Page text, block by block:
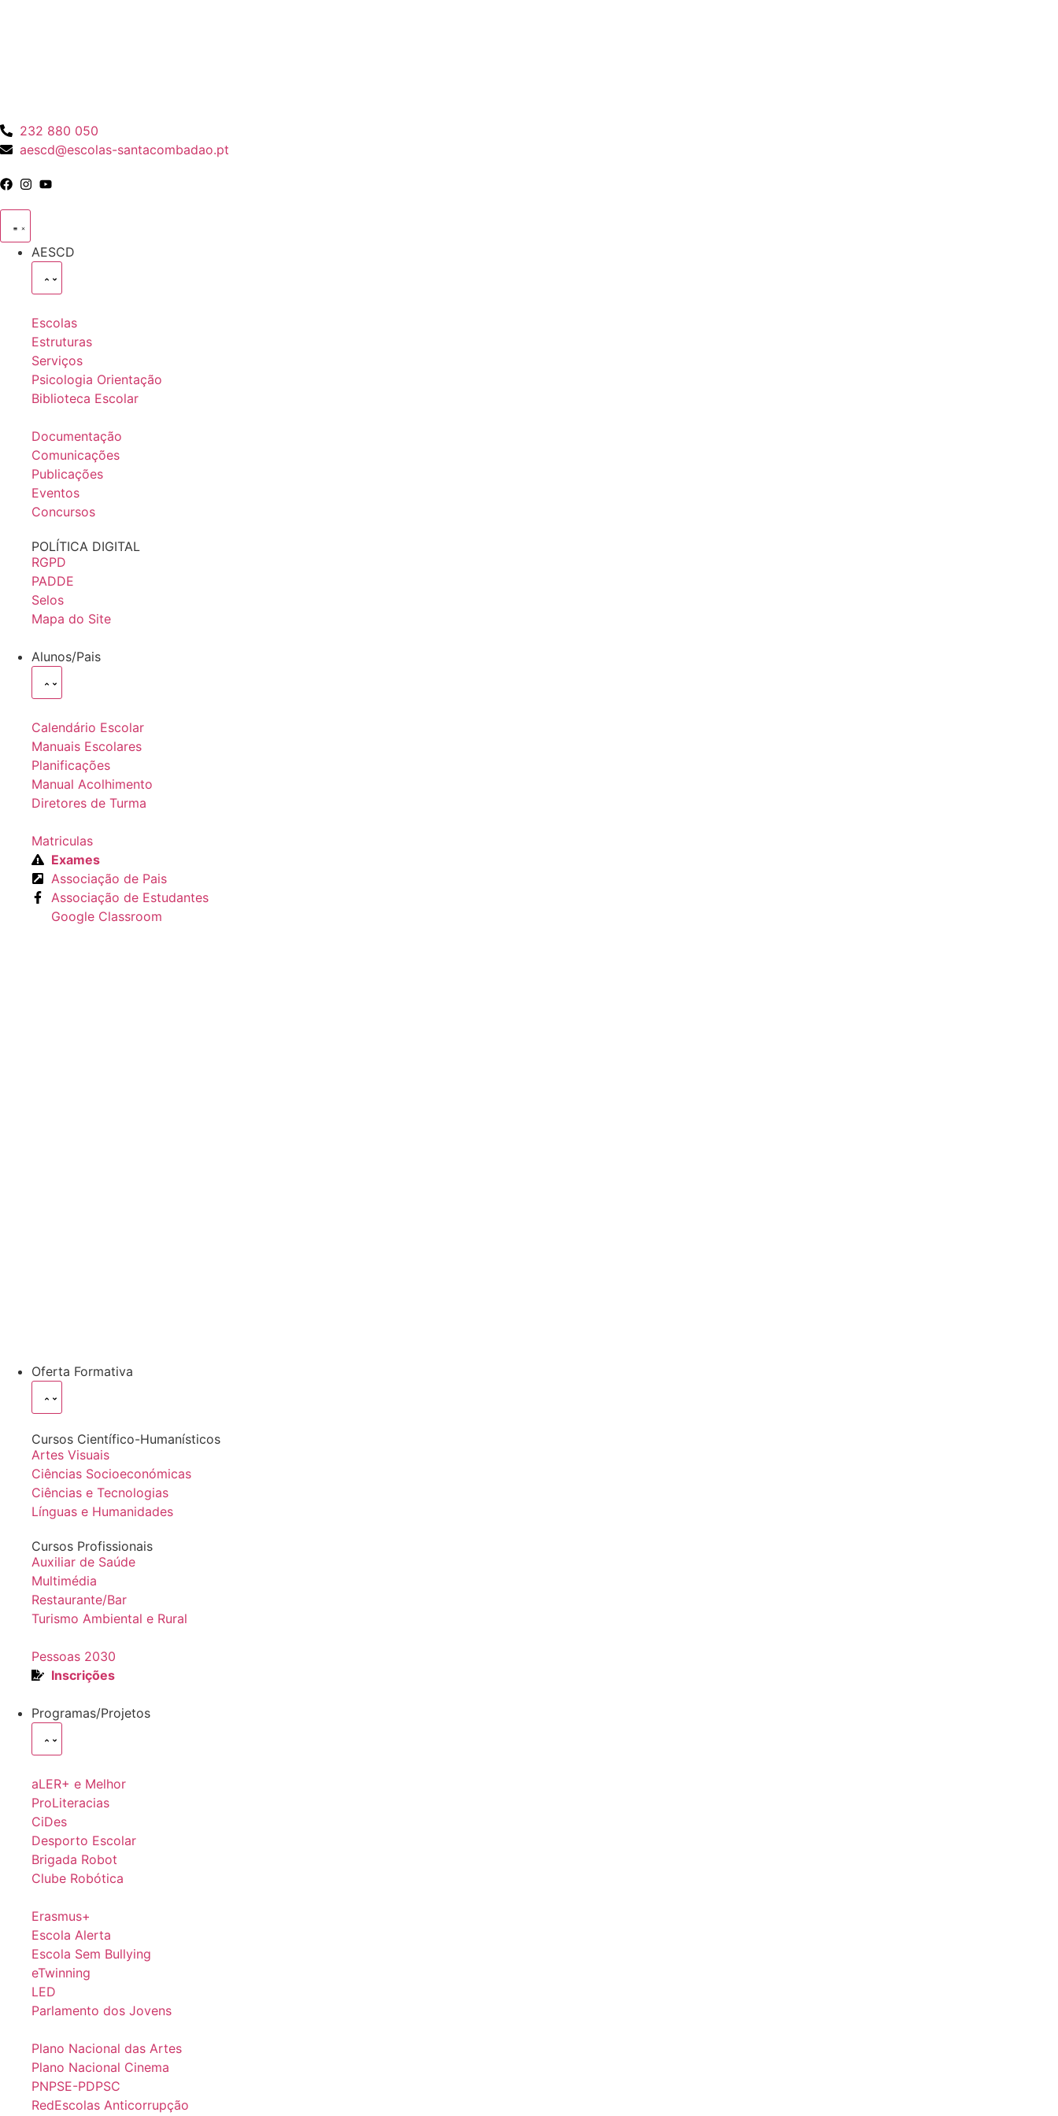
232 880 050
aescd@escolas-santacombadao.pt
AESCD
Escolas
Estruturas
Serviços
Psicologia Orientação
Biblioteca Escolar
Documentação
Comunicações
Publicações
Eventos
Concursos
POLÍTICA DIGITAL
RGPD
PADDE
Selos
Mapa do Site
Alunos/Pais
Calendário Escolar
Manuais Escolares
Planificações
Manual Acolhimento
Diretores de Turma
Matriculas
Exames
Associação de Pais
Associação de Estudantes
Google Classroom
Oferta Formativa
Cursos Científico-Humanísticos
Artes Visuais
Ciências Socioeconómicas
Ciências e Tecnologias
Línguas e Humanidades
Cursos Profissionais
Auxiliar de Saúde
Multimédia
Restaurante/Bar
Turismo Ambiental e Rural
Pessoas 2030
Inscrições
Programas/Projetos
aLER+ e Melhor
ProLiteracias
CiDes
Desporto Escolar
Brigada Robot
Clube Robótica
Erasmus+
Escola Alerta
Escola Sem Bullying
eTwinning
LED
Parlamento dos Jovens
Plano Nacional das Artes
Plano Nacional Cinema
PNPSE-PDPSC
RedEscolas Anticorrupção